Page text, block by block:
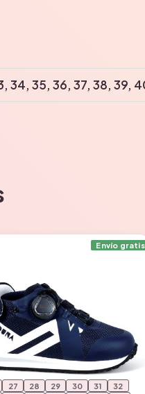
34, 35, 36, 37, 38, 39,
Envío gratis
27 28 29 30 31
32